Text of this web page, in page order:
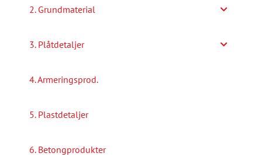
2. Grundmaterial
3. Plåtdetaljer
4. Armeringsprod.
5. Plastdetaljer
6. Betongprodukter